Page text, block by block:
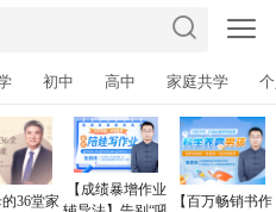
初中 高中 家庭共学
36堂家
【成绩暴增作业
【百万畅销书作